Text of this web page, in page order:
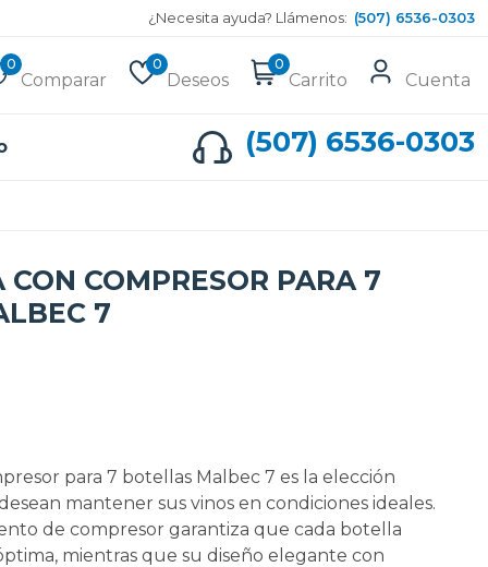
¿Necesita ayuda? Llámenos: (507) 6536-0303
0
Comparar
0
Deseos
0
Carrito Cuenta
(507) 6536-0303
COMPRESOR PARA 7
7
para 7 botellas Malbec 7 es la elección
mantener sus vinos en condiciones ideales.
de compresor garantiza que cada botella
mientras que su diseño elegante con